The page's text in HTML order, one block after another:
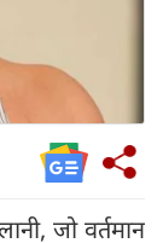
जो वर्तमान